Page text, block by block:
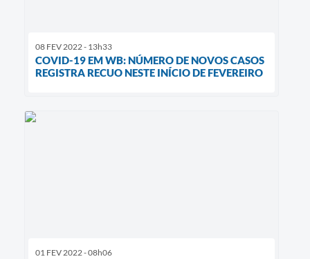
08 FEV 2022 - 13h33
COVID-19 EM WB: NÚMERO DE NOVOS CASOS
REGISTRA RECUO NESTE INÍCIO DE FEVEREIRO
01 FEV 2022 - 08h06